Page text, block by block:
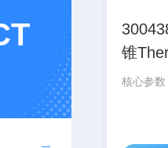
锥
默飞